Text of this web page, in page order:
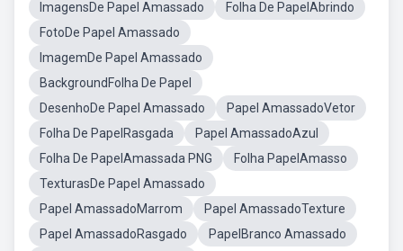
ImagensDe Papel Amassado
Folha De PapelAbrindo
FotoDe Papel Amassado
ImagemDe Papel Amassado
BackgroundFolha De Papel
DesenhoDe Papel Amassado
Papel AmassadoVetor
Folha De PapelRasgada
Papel AmassadoAzul
Folha De PapelAmassada PNG
Folha PapelAmasso
TexturasDe Papel Amassado
Papel AmassadoMarrom
Papel AmassadoTexture
Papel AmassadoRasgado
PapelBranco Amassado